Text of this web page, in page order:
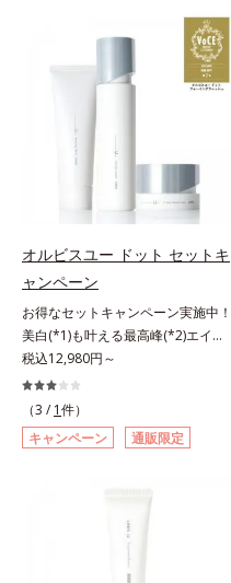
成独自の（Ｃ１２－２０）アルキル
グルコシド（保湿）で形成するミセ
ルから、汚れをはね返す水の膜をつ
点、J－GLOBALによる自社調べ）
*2 オルビス内でかつてないオイル
クレンジングのこと*3 ポーラ化成
独自の（Ｃ１２－２０）アルキルグ
ルコシド（保湿）で形成するミセル
による*6 キメの乱れによる＜使用
量目安＞適量＜使用ステップ＞オル
ビス ザ クレンジング オイル ⇒
洗顔料 ⇒ 化粧水 ⇒ 保湿液
※W洗顔が必要です＜使用方法＞1.
適量（2プッシュ程度）をとり、手
のひら全体にさっと広げます。2.肌
の上で軽くらせんを描くように、メ
イクとよくなじませます。※落ちに
にとり、メイクとしっかりなじませ
てください。3.メイクとなじんだ
ら、水またはぬるま湯でよく洗い流
による肌悩み一つ一つを対処するの
ではなく、肌で起きていることの根
本原因に着目。加齢とともに現れる
年齢サインについて研究を進めたと
リのなさ」や、くすみ(*7)などが現
れている状態である「透明感のな
さ」が、大人の肌印象に大きな影響
を与えていることがわかりました。
そこでオルビスユー ドットシリー
ズは美容成分(*8)として「G.D.F.ア
クティベーター(*9)」を配合。そし
て、従来から配合している美白(*1)
有効成分「トラネキサム酸」を配合
しました。さらに、シリーズ共通の
美容成分「GLルートブースター
(*10)」を配合することで、肌のふ
っくら感や透明感を叶えます。美白
ケアしながら多角的なエイジングケ
アが叶うシリーズに。3ステップで
果的なシナジー設計で、あなたのエ
イジングケアを応援します。*1 メ
ラニンの生成を抑え、シミ・ソバカ
スを防ぐ（ウォッシュを除く）*2
オルビスユー ドット セットキ
ャンペーン
お得なセットキャンペーン実施中！
美白(*1)も叶える最高峰(*2)エイジ
ングケア(*3)。ハリも透明感(*4)も
結果主義。年齢サイン(*5)の因子に
着目した肌科学エイジングケア(*3)
シリーズ。オルビスユー ドットシ
リーズは、年齢による肌悩み一つ一
ていることの根本原因に着目。加齢
とともに現れる年齢サイン(*5)につ
いて研究を進めたところ、弾力感の
ない状態である「ハリのなさ」や、
税込12,980円～
（3 / 1件）
キャンペーン
通販限定